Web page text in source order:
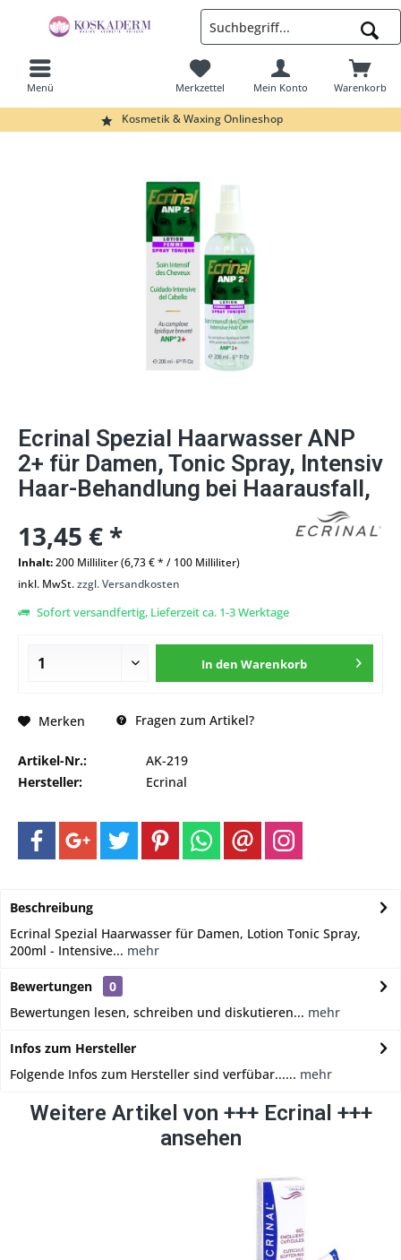
Kosmetik & Waxing Onlineshop
Menü Warenkorb
Merkzettel Mein Konto
Ecrinal Spezial Haarwasser ANP
2+ für Damen, Tonic Spray, Intensiv
Haar-Behandlung bei Haarausfall,
13,45 € *
Inhalt:200 Milliliter (6,73 € * / 100 Milliliter)
inkl. MwSt.zzgl. Versandkosten
Sofort versandfertig, Lieferzeit ca. 1-3 Werktage
In den Warenkorb
Merken Fragen zum Artikel?
Artikel-Nr.:
AK-219
Hersteller:
Ecrinal
Beschreibung
Ecrinal Spezial Haarwasser für Damen, Lotion Tonic Spray,
200ml - Intensive... mehr
Bewertungen
0
Bewertungen lesen, schreiben und diskutieren... mehr
Infos zum Hersteller
Folgende Infos zum Hersteller sind verfübar...... mehr
Weitere Artikel von +++ Ecrinal +++
ansehen